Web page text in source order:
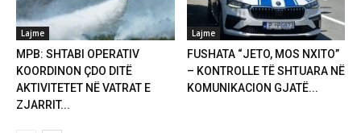
Lajme
MPB: SHTABI OPERATIV
KOORDINON ÇDO DITË
AKTIVITETET NË VATRAT E
ZJARRIT...
Lajme
FUSHATA “JETO, MOS NXITO”
– KONTROLLE TË SHTUARA NË
KOMUNIKACION GJATË...